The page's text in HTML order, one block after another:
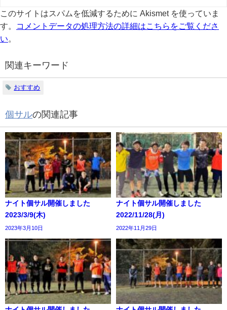
このサイトはスパムを低減するために Akismet を使っていま
す。
コメントデータの処理方法の詳細はこちらをご覧くださ
い。
関連キーワード
おすすめ
個サルの関連記事
ナイト個サル開催しました
2023/3/9(木)
2023年3月10日
ナイト個サル開催しました
2022/11/28(月)
2022年11月29日